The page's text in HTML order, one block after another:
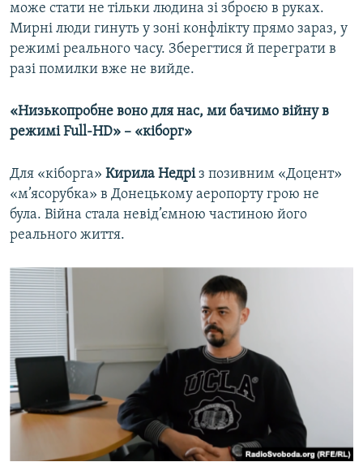
може стати не тільки людина зі зброєю в руках.
Мирні люди гинуть у зоні конфлікту прямо зараз, у
режимі реального часу. Зберегтися й переграти в
разі помилки вже не вийде.
«Низькопробне воно для нас, ми бачимо війну в
режимі Full-HD» – «кіборг»
Для «кіборга» Кирила Недріз позивним «Доцент»
«м’ясорубка» в Донецькому аеропорту грою не
була. Війна стала невід’ємною частиною його
реального життя.